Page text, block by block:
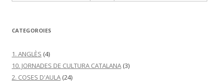
CATEGOROIES
1. ANGLÈS (4)
10. JORNADES DE CULTURA CATALANA (3)
2. COSES D'AULA (24)